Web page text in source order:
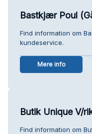
Bastkjær Poul
Find information om
kundeservice.
Mere info
Butik Unique V/
Find information om